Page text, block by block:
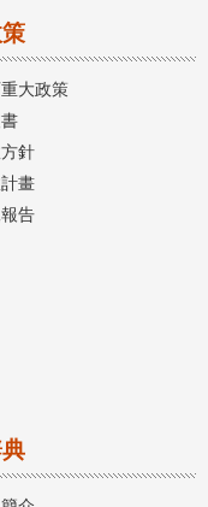
大政策
針
畫
告